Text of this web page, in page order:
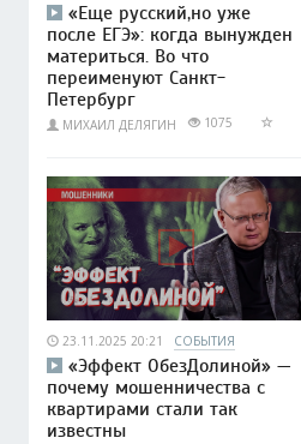
«Еще русский,но уже
после ЕГЭ»: когда вынужден
материться. Во что
переименуют Санкт-
Петербург
МИХАИЛ ДЕЛЯГИН 1075
23.11.2025 20:21 СОБЫТИЯ
«Эффект ОбезДолиной» —
почему мошенничества с
квартирами стали так
известны